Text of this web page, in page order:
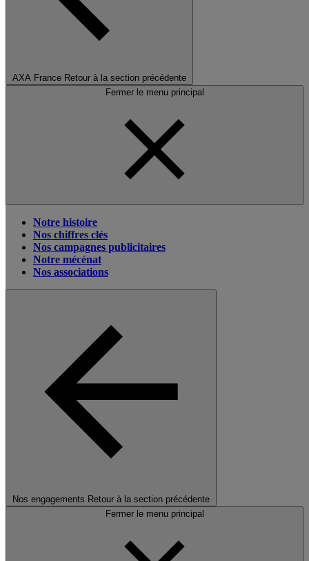
AXA France Retour à la section précédente
Fermer le menu principal
Notre histoire
Nos chiffres clés
Nos campagnes publicitaires
Notre mécénat
Nos associations
Nos engagements Retour à la section précédente
Fermer le menu principal